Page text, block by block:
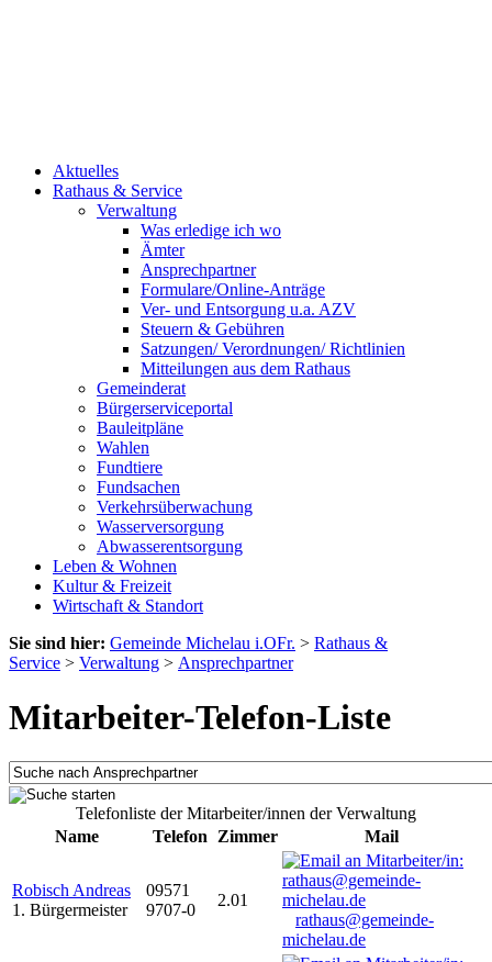
Aktuelles
Rathaus & Service
Verwaltung
Was erledige ich wo
Ämter
Ansprechpartner
Formulare/Online-Anträge
Ver- und Entsorgung u.a. AZV
Steuern & Gebühren
Satzungen/ Verordnungen/ Richtlinien
Mitteilungen aus dem Rathaus
Gemeinderat
Bürgerserviceportal
Bauleitpläne
Wahlen
Fundtiere
Fundsachen
Verkehrsüberwachung
Wasserversorgung
Abwasserentsorgung
Leben & Wohnen
Kultur & Freizeit
Wirtschaft & Standort
Sie sind hier: Gemeinde Michelau i.OFr. > Rathaus &
Service > Verwaltung > Ansprechpartner
Mitarbeiter-Telefon-Liste
Telefonliste der Mitarbeiter/innen der Verwaltung
Name
Telefon Zimmer Mail
Robisch Andreas
1. Bürgermeister
09571
9707-0
2.01
rathaus@gemeinde-
michelau.de